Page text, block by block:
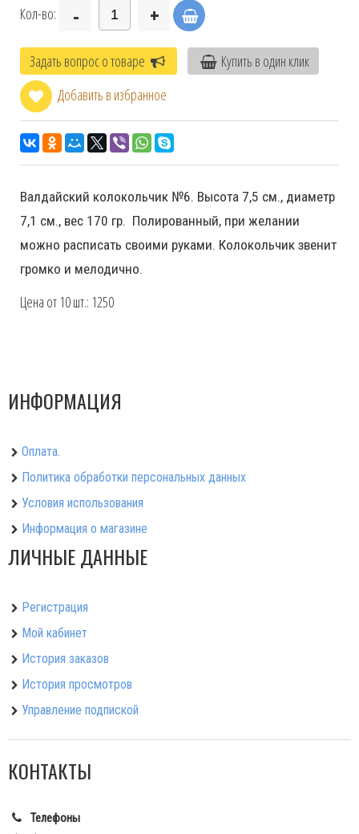
Кол-во: - +
Задать вопрос о товаре
Купить в один клик
Добавить в избранное
Валдайский колокольчик №6. Высота 7,5 см., диаметр
7,1 см., вес 170 гр. Полированный, при желании
можно расписать своими руками. Колокольчик звенит
громко и мелодично.
Цена от 10 шт.: 1250
ИНФОРМАЦИЯ
Оплата.
Политика обработки персональных данных
Условия использования
Информация о магазине
ЛИЧНЫЕ ДАННЫЕ
Регистрация
Мой кабинет
История заказов
История просмотров
Управление подпиской
КОНТАКТЫ
Телефоны